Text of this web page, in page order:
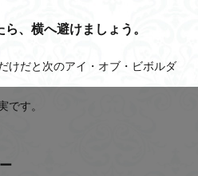
、横へ避けましょう。
けだと次のアイ・オブ・ビボルダ
です。